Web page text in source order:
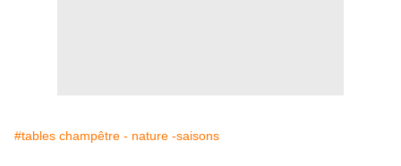
#tables champêtre - nature -saisons